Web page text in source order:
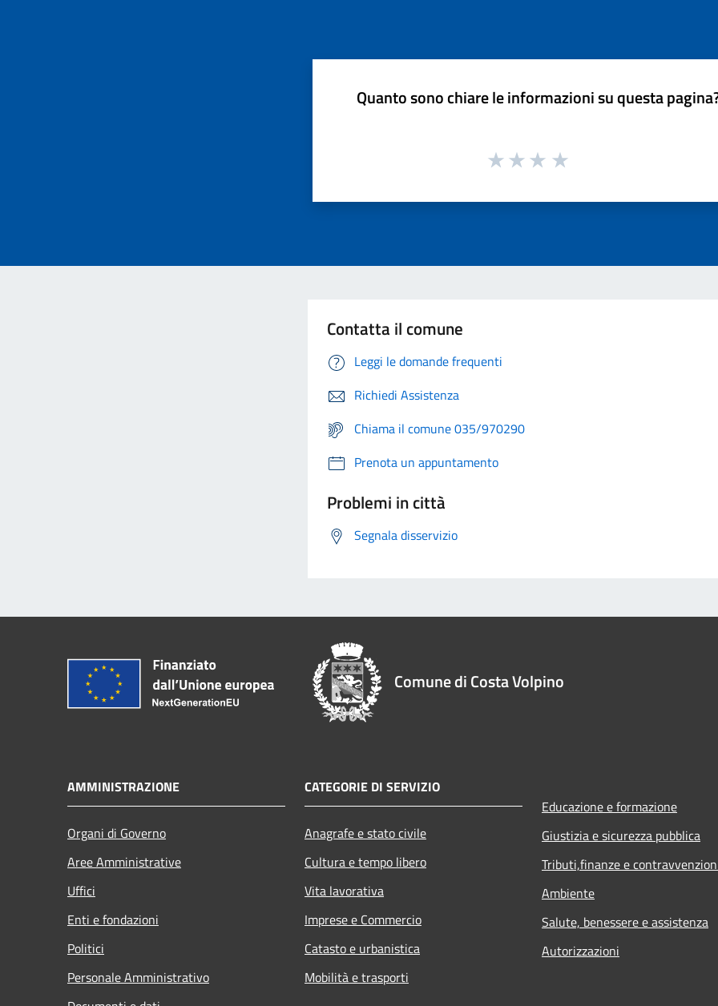
Quanto sono chiare le informazioni su questa
Contatta il comune
Leggi le domande frequenti
Richiedi Assistenza
Chiama il comune 035/970290
Prenota un appuntamento
Problemi in città
Segnala disservizio
Comune di Costa Volpino
AMMINISTRAZIONE
Organi di Governo
Aree Amministrative
Uffici
Enti e fondazioni
Politici
Personale Amministrativo
CATEGORIE DI SERVIZIO
Anagrafe e stato civile
Cultura e tempo libero
Vita lavorativa
Imprese e Commercio
Catasto e urbanistica
Mobilità e trasporti
Educazione e formazione
Giustizia e sicurezza pubblica
Tributi,finanze e
Ambiente
Salute, benessere e assistenza
Autorizzazioni